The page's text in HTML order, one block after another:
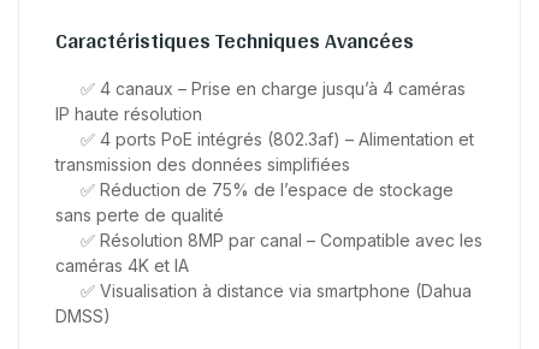
Caractéristiques Techniques Avancées
✅ 4 canaux – Prise en charge jusqu’à 4 caméras
IP haute résolution
✅ 4 ports PoE intégrés (802.3af) – Alimentation et
transmission des données simplifiées
✅ Réduction de 75% de l’espace de stockage
sans perte de qualité
✅ Résolution 8MP par canal – Compatible avec les
caméras 4K et IA
✅ Visualisation à distance via smartphone (Dahua
DMSS)